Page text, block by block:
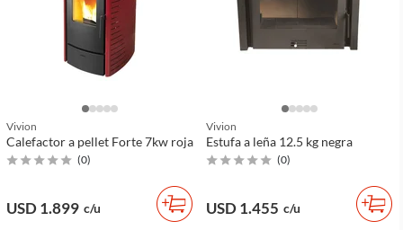
Vivion
Calefactor a pellet Forte 7kw roja
(0)
USD 1.899 c/u
Vivion
Estufa a leña 12.5 kg negra
(0)
USD 1.455 c/u